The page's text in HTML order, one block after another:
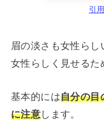
引
眉の淡さも女性ら
女性らしく見せるた
基本的には自分の目
に注意します。